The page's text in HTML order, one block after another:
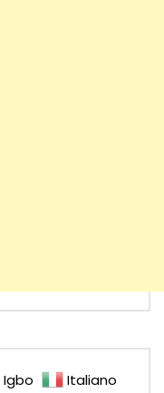
Igbo
Italiano